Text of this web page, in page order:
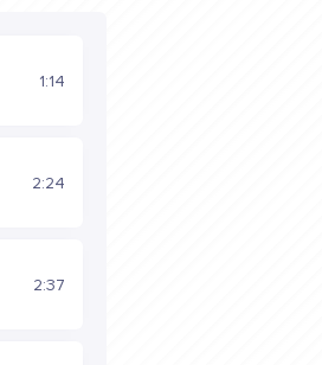
1:14
2:24
2:37